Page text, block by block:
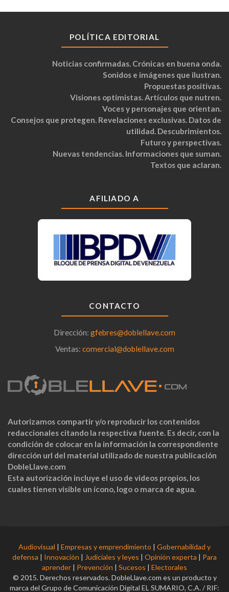
POLÍTICA EDITORIAL
Noticias confirmadas. Crónicas en buena onda.
Sonidos e imágenes que ilustran.
Propuestas positivas.
Visiones optimistas. Artículos que nutren.
Voces y personajes que orientan.
Consejos que protegen. Revelaciones exclusivas. Datos de
utilidad. Descubrimientos.
Futuro y perspectivas.
Nuevas tendencias. Informaciones que suman.
Textos que aclaran.
AFILIADO A
CONTACTO
Dirección: gfebres@doblellave.com
Ventas: comercial@doblellave.com
Autorizamos compartir y/o reproducir los contenidos
redaccionales citando la respectiva fuente. Es decir, con la
condición de colocar en la información la correspondiente
dirección url del material utilizado de nuestra publicación
DobleLlave.com
Esta autorización incluye el uso de videos propios, los
cuales tienen visible un ícono, logo o marca de agua.
Audiovisual | Empresas y emprendimiento | Gobernabilidad y
defensa | Innovación | Judiciales y leyes | Opinión experta | Para
aprender | Prevención | Sucesos | Electorales
© 2015. Derechos reservados. DobleLlave.com es un producto y
marca del Grupo de Comunicación Digital EL SUMARIO, C.A. / RIF: